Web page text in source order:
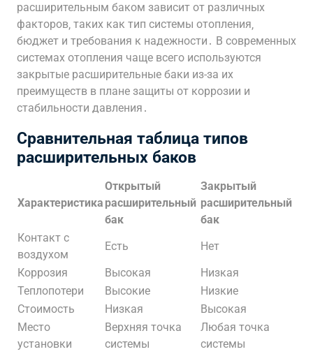
расширительным баком зависит от различных
факторов‚ таких как тип системы отопления‚
бюджет и требования к надежности․ В современных
системах отопления чаще всего используются
закрытые расширительные баки из-за их
преимуществ в плане защиты от коррозии и
стабильности давления․
Сравнительная таблица типов
расширительных баков
Характеристика
Открытый
расширительный
бак
Закрытый
расширительный
бак
Контакт с
воздухом
Есть
Нет
Коррозия
Высокая
Низкая
Теплопотери
Высокие
Низкие
Стоимость
Низкая
Высокая
Место
установки
Верхняя точка
системы
Любая точка
системы